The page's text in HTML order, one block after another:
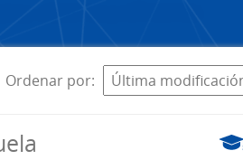
Ordenar por